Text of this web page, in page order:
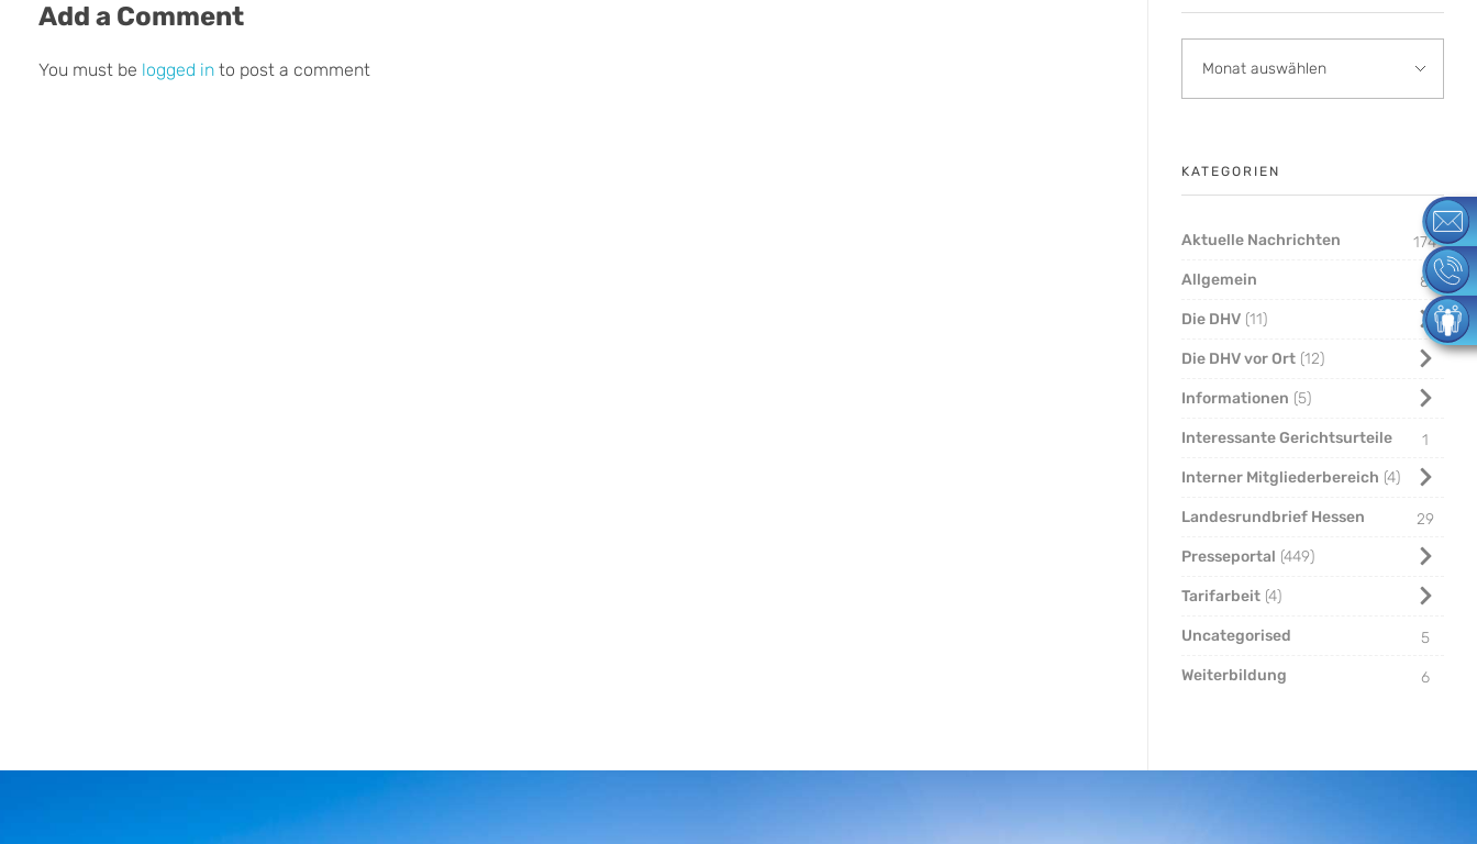
Add a Comment
You must be logged in to post a comment
KATEGORIEN
Aktuelle Nachrichten
174
Allgemein
8
Die DHV 11
Die DHV vor Ort 12
Informationen 5
Interessante Gerichtsurteile
1
Interner Mitgliederbereich 4
Landesrundbrief Hessen
29
Presseportal 449
Tarifarbeit 4
Uncategorised
5
Weiterbildung
6